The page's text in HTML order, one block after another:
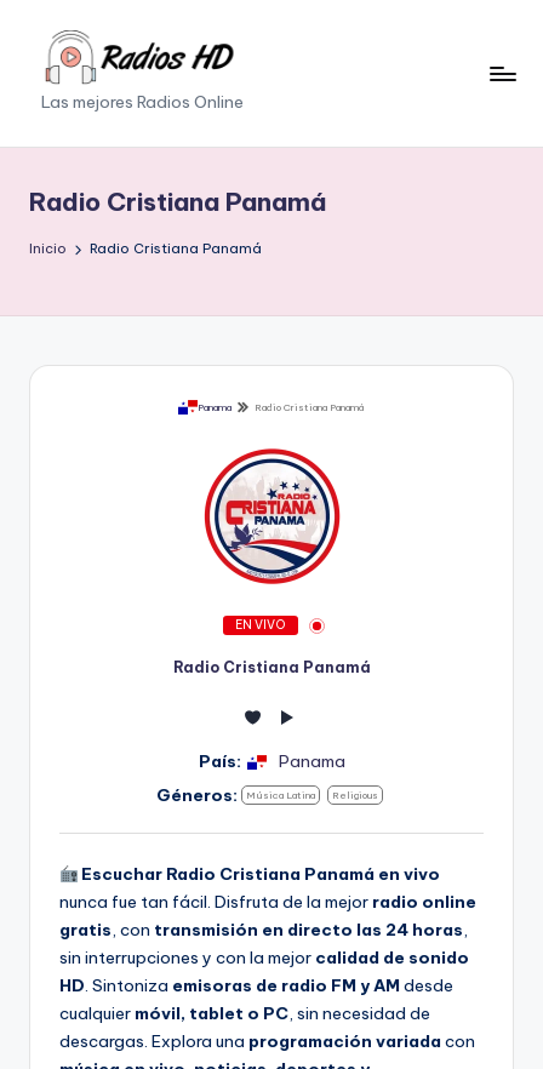
Saltar
contenidoLas mejores Radios Online
Radio Cristiana Panamá
Inicio Radio Cristiana Panamá
Panama Radio Cristiana Panamá
EN VIVO
Radio Cristiana Panamá
País:
Panama
Géneros:
Música Latina Religious
Escuchar Radio Cristiana Panamá en vivo
nunca fue tan fácil. Disfruta de la mejor radio online
gratis, con transmisión en directo las 24 horas,
sin interrupciones y con la mejor calidad de sonido
HD. Sintoniza emisoras de radio FM y AM desde
cualquier móvil, tablet o PC, sin necesidad de
descargas. Explora una programación variada con